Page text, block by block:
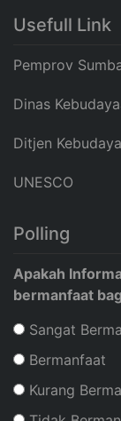
Usefull Link
Pemprov
Dinas
Ditjen
UNESCO
Polling
Apakah
bermanfaat
Sangat
Bermanfaat
Kurang